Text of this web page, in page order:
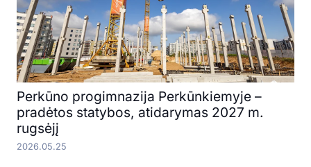
Perkūno progimnazija Perkūnkiemyje –
pradėtos statybos, atidarymas 2027 m.
rugsėjį
2026.05.25